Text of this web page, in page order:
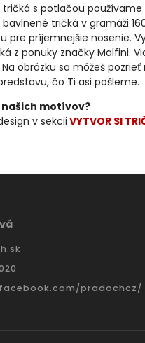
tričká s potlačou používame
tričká v gramáži
pre príjemnejšie nosenie.
z ponuky značky Malfini.
Na obrázku sa môžeš
čo Ti asi pošleme.
našich motívov?
v sekcii VYTVOR SI
pradochcz/